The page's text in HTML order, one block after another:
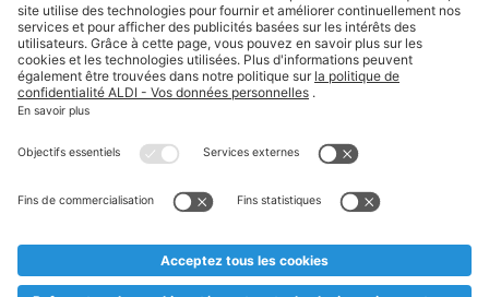
Textes marqués d'un astérisque et mentions légales
* Nous vendons ces articles temporairement et jusqu'à
au cas où, malgré le planning bien étudié, nous serions
prématurément en rupture de stock. Prix Recupel et TVA incl.
** Sur ce site, l’utilisation de la forme masculine a été adoptée